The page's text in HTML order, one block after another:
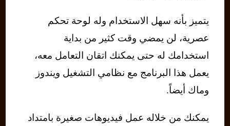
يتميز بأنه سهل الاستخدام وله لوحة تحكم
عصرية، لن يمضي وقت كثير من بداية
استخدامك له حتى يمكنك اتقان التعامل معه،
يعمل هذا البرنامج مع نظامي التشغيل ويندوز
وماك أيضاً.
يمكنك من خلاله عمل فيديوهات صغيرة بامتداد